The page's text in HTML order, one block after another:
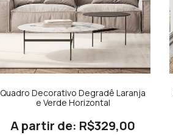
Quadro Decorativo Degradê Laranja
e Verde Horizontal
R$329,00